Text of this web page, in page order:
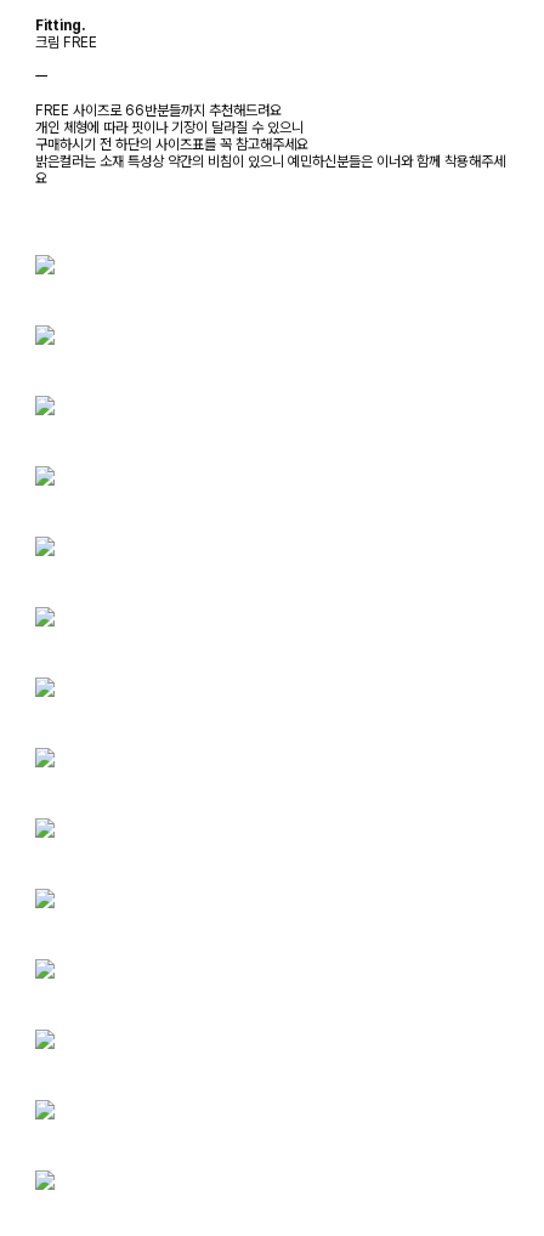
Fitting.
크림 FREE
ㅡ
FREE 사이즈로 66반분들까지 추천해드려요
개인 체형에 따라 핏이나 기장이 달라질 수 있으니
구매하시기 전 하단의 사이즈표를 꼭 참고해주세요
밝은컬러는 소재 특성상 약간의 비침이 있으니 예민하신분들은 이너와 함께 착용해주세
요